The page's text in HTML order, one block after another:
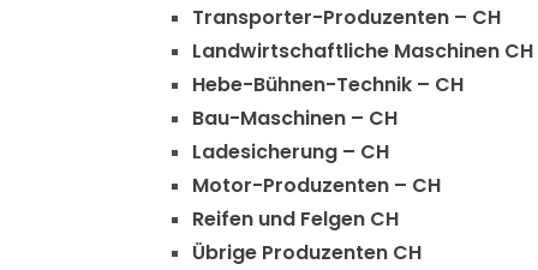
Transporter-Produzenten – CH
Landwirtschaftliche Maschinen CH
Hebe-Bühnen-Technik – CH
Bau-Maschinen – CH
Ladesicherung – CH
Motor-Produzenten – CH
Reifen und Felgen CH
Übrige Produzenten CH